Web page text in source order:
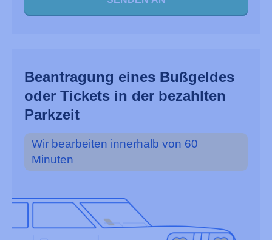
Beantragung eines Bußgeldes
oder Tickets in der bezahlten
Parkzeit
Wir bearbeiten innerhalb von 60
Minuten